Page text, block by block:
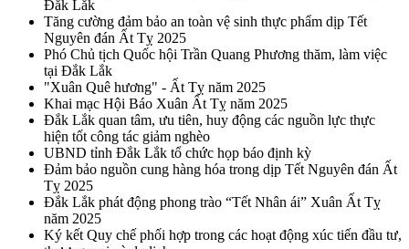
Đắk Lắk
Tăng cường đảm bảo an toàn vệ sinh thực phẩm dịp Tết
Nguyên đán Ất Tỵ 2025
Phó Chủ tịch Quốc hội Trần Quang Phương thăm, làm việc
tại Đắk Lắk
"Xuân Quê hương" - Ất Tỵ năm 2025
Khai mạc Hội Báo Xuân Ất Tỵ năm 2025
Đắk Lắk quan tâm, ưu tiên, huy động các nguồn lực thực
hiện tốt công tác giảm nghèo
UBND tỉnh Đắk Lắk tổ chức họp báo định kỳ
Đảm bảo nguồn cung hàng hóa trong dịp Tết Nguyên đán Ất
Tỵ 2025
Đắk Lắk phát động phong trào “Tết Nhân ái” Xuân Ất Tỵ
năm 2025
Ký kết Quy chế phối hợp trong các hoạt động xúc tiến đầu tư,